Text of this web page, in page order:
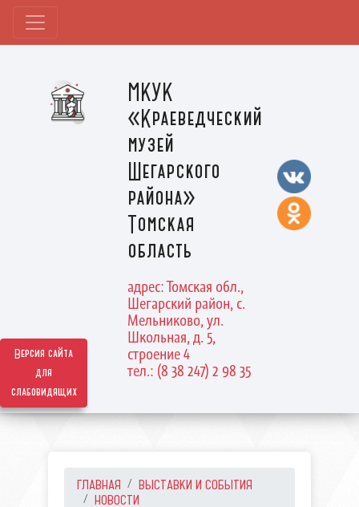
Версия сайта
для
слабовидящих
МКУК
«Краеведческий
музей
Шегарского
района»
Томская
область
адрес: Томская обл.,
Шегарский район, с.
Мельниково, ул.
Школьная, д. 5,
строение 4
тел.: (8 38 247) 2 98 35
ГЛАВНАЯ
ВЫСТАВКИ И СОБЫТИЯ
НОВОСТИ